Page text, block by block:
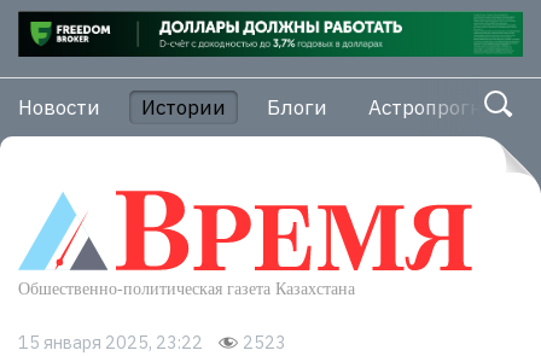
Новости Истории Блоги Астропрогноз
15 января 2025, 23:22 2523